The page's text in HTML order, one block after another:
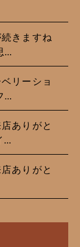
きますね
…
リーショ
…
ありがと
…
ありがと